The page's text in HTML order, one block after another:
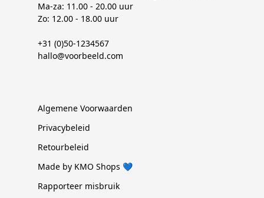
Ma-za: 11.00 - 20.00 uur
Zo: 12.00 - 18.00 uur
+31 (0)50-1234567
hallo@voorbeeld.com
Algemene Voorwaarden
Privacybeleid
Retourbeleid
Made by KMO Shops 💙
Rapporteer misbruik